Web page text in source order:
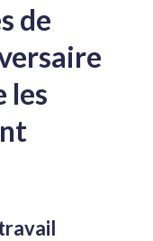
de
les